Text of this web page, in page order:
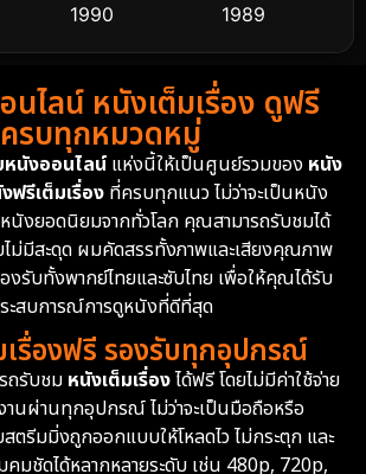
วน
สวน
4
สารคดี 95
16
61
225
1990
1989
1986
1985
1982
1981
1974
นไลน์ หนังเต็มเรื่อง ดูฟรี
ครบทุกหมวดหมู่
หนังออนไลน์แห่งนี้ให้เป็นศูนย์รวมของ หนัง
ฟรีเต็มเรื่อง ที่ครบทุกแนว ไม่ว่าจะเป็นหนัง
นังยอดนิยมจากทั่วโลก คุณสามารถรับชมได้
ม่มีสะดุด ผมคัดสรรทั้งภาพและเสียงคุณภาพ
งรับทั้งพากย์ไทยและซับไทย เพื่อให้คุณได้รับ
ะสบการณ์การดูหนังที่ดีที่สุด
รื่องฟรี รองรับทุกอุปกรณ์
ถรับชม หนังเต็มเรื่องได้ฟรี โดยไม่มีค่าใช้จ่าย
านผ่านทุกอุปกรณ์ ไม่ว่าจะเป็นมือถือหรือ
ตรีมมิ่งถูกออกแบบให้โหลดไว ไม่กระตุก และ
คมชัดได้หลากหลายระดับ เช่น 480p, 720p,